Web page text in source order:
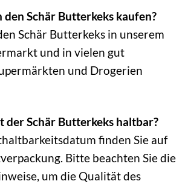
den Schär Butterkeks kaufen?
Schär Butterkeks in unserem
und in vielen gut
und Drogerien
der Schär Butterkeks haltbar?
finden Sie auf
Bitte beachten Sie die
um die Qualität des